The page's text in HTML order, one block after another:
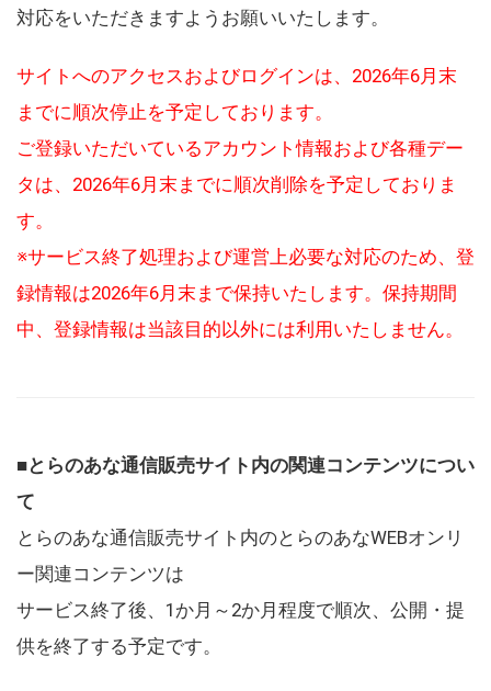
対応をいただきますようお願いいたします。
サイトへのアクセスおよびログインは、2026年6月末
までに順次停止を予定しております。
ご登録いただいているアカウント情報および各種デー
タは、2026年6月末までに順次削除を予定しておりま
す。
※サービス終了処理および運営上必要な対応のため、登
録情報は2026年6月末まで保持いたします。保持期間
中、登録情報は当該目的以外には利用いたしません。
■とらのあな通信販売サイト内の関連コンテンツについ
て
とらのあな通信販売サイト内のとらのあなWEBオンリ
ー関連コンテンツは
サービス終了後、1か月～2か月程度で順次、公開・提
供を終了する予定です。